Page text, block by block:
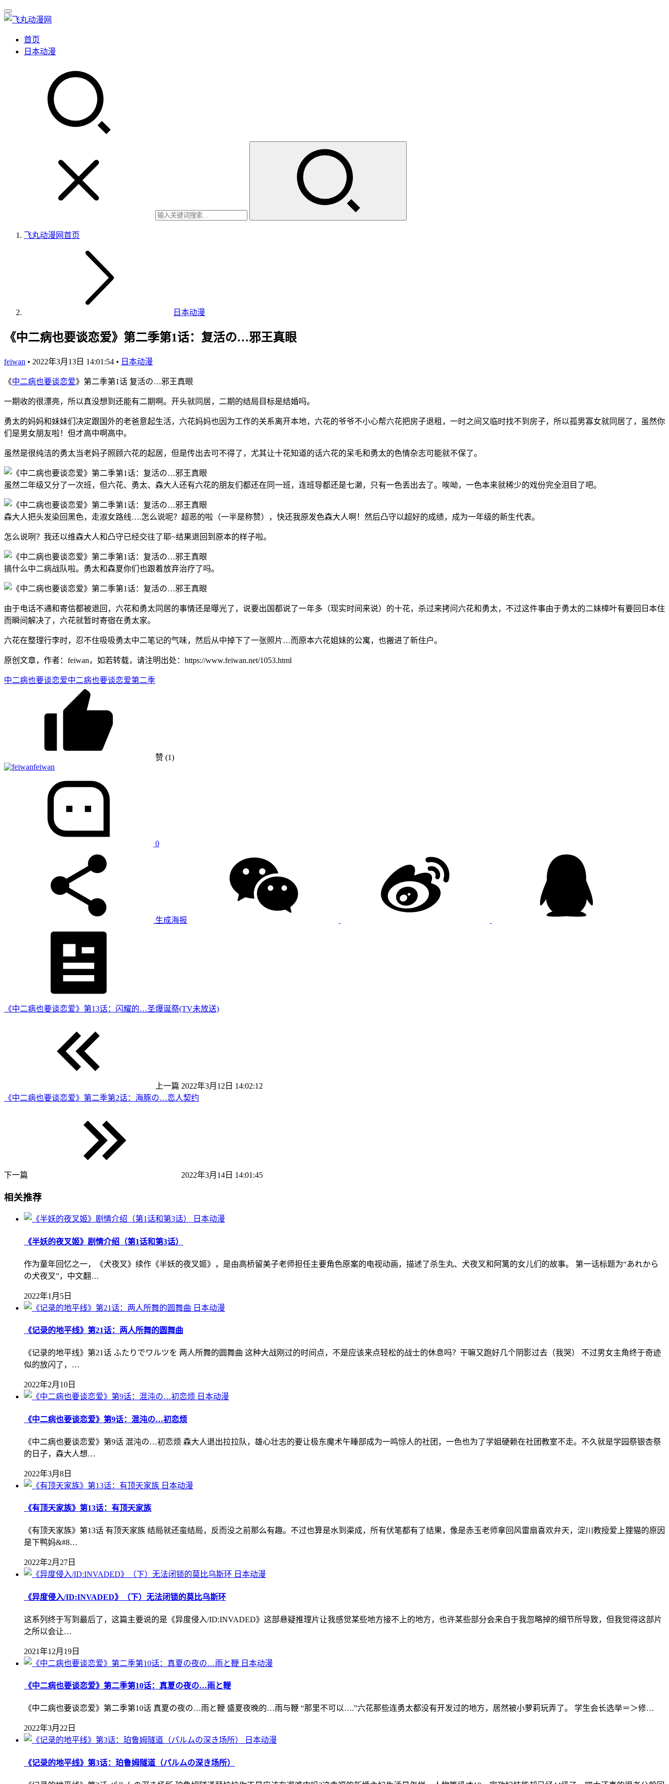
首页
日本动漫
飞丸动漫网首页
日本动漫
《中二病也要谈恋爱》第二季第1话：复活の…邪王真眼
feiwan • 2022年3月13日 14:01:54 • 日本动漫
《中二病也要谈恋爱》第二季第1话 复活の…邪王真眼
一期收的很漂亮，所以真没想到还能有二期啊。开头就同居，二期的结局目标是结婚吗。
勇太的妈妈和妹妹们决定跟国外的老爸意起生活，六花妈妈也因为工作的关系离开本地，六花的爷爷不小心帮六花把房子退租，一时之间又临时找不到房子，所以孤男寡女就同居了，虽然你
们是男女朋友啦！但才高中啊高中。
虽然是很纯洁的勇太当老妈子照顾六花的起居，但是传出去可不得了，尤其让十花知道的话六花的呆毛和勇太的色情杂志可能就不保了。
虽然二年级又分了一次班，但六花、勇太、森大人还有六花的朋友们都还在同一班，连班导都还是七濑，只有一色丢出去了。唉呦，一色本来就稀少的戏份完全泪目了吧。
森大人把头发染回黑色，走淑女路线….怎么说呢？超恶的啦（一半是称赞），快还我原发色森大人啊！然后凸守以超好的成绩，成为一年级的新生代表。
怎么说咧？我还以维森大人和凸守已经交往了耶~结果退回到原本的样子啦。
搞什么中二病战队啦。勇太和森夏你们也跟着放弃治疗了吗。
由于电话不通和寄信都被退回，六花和勇太同居的事情还是曝光了，说要出国都说了一年多（现实时间来说）的十花，杀过来拷问六花和勇太，不过这件事由于勇太的二妹樟叶有要回日本住
而瞬间解决了，六花就暂时寄宿在勇太家。
六花在整理行李时，忍不住吸吸勇太中二笔记的气味，然后从中掉下了一张照片…而原本六花姐妹的公寓，也搬进了新住户。
原创文章，作者：feiwan，如若转载，请注明出处：https://www.feiwan.net/1053.html
中二病也要谈恋爱中二病也要谈恋爱第二季
赞 (1)
feiwan
0
生成海报
《中二病也要谈恋爱》第13话：闪耀的…圣爆诞祭(TV未放送)
上一篇 2022年3月12日 14:02:12
《中二病也要谈恋爱》第二季第2话：海豚の…恋人契约
下一篇 2022年3月14日 14:01:45
相关推荐
日本动漫
《半妖的夜叉姬》剧情介绍（第1话和第3话）
作为童年回忆之一，《犬夜叉》续作《半妖的夜叉姬》，是由高桥留美子老师担任主要角色原案的电视动画，描述了杀生丸、犬夜叉和阿篱的女儿们的故事。 第一话标题为“あれから
の犬夜叉”，中文翻…
2022年1月5日
日本动漫
《记录的地平线》第21话：两人所舞的圆舞曲
《记录的地平线》第21话 ふたりでワルツを 两人所舞的圆舞曲 这种大战刚过的时间点，不是应该来点轻松的战士的休息吗？干嘛又跑好几个阴影过去（我哭） 不过男女主角终于奇迹
似的放闪了，…
2022年2月10日
日本动漫
《中二病也要谈恋爱》第9话：混沌の…初恋烦
《中二病也要谈恋爱》第9话 混沌の…初恋烦 森大人退出拉拉队，雄心壮志的要让极东魔术午睡部成为一鸣惊人的社团，一色也为了学姐硬赖在社团教室不走。不久就是学园祭银杏祭
的日子，森大人想…
2022年3月8日
日本动漫
《有顶天家族》第13话：有顶天家族
《有顶天家族》第13话 有顶天家族 结局就还蛮结局，反而没之前那么有趣。不过也算是水到渠成，所有伏笔都有了结果，像是赤玉老师拿回风雷扇喜欢弁天，淀川教授爱上狸猫的原因
是下鸭妈&#8…
2022年2月27日
日本动漫
《异度侵入/ID:INVADED》（下）无法闭锁的莫比乌斯环
这系列终于写到最后了，这篇主要说的是《异度侵入/ID:INVADED》这部悬疑推理片让我感觉某些地方接不上的地方，也许某些部分会来自于我忽略掉的细节所导致，但我觉得这部片
之所以会让…
2021年12月19日
日本动漫
《中二病也要谈恋爱》第二季第10话：真夏の夜の…雨と鞭
《中二病也要谈恋爱》第二季第10话 真夏の夜の…雨と鞭 盛夏夜晚的…雨与鞭 “那里不可以….”六花那些连勇太都没有开发过的地方，居然被小萝莉玩弄了。 学生会长选举＝＞修…
2022年3月22日
日本动漫
《记录的地平线》第3话：珀鲁姆隧道（パルムの深き场所）